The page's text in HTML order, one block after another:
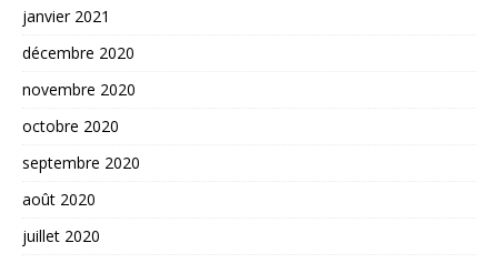
janvier 2021
décembre 2020
novembre 2020
octobre 2020
septembre 2020
août 2020
juillet 2020